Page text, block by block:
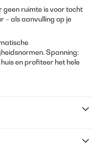
ruimte is voor tocht
– als aanvulling op je
Spanning:
en profiteer het hele